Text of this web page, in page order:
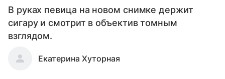
В руках певица на новом снимке держит
сигару и смотрит в объектив томным
взглядом.
Екатерина Хуторная